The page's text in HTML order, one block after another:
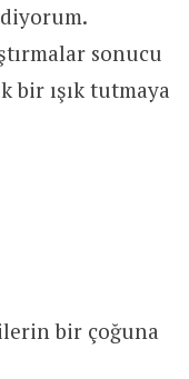
sonucu
bir ışık tutmaya
bir çoğuna